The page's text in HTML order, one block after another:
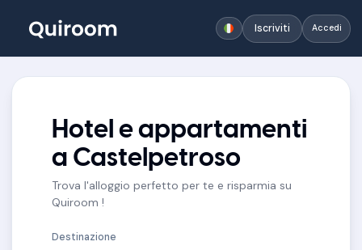
Iscriviti Accedi
Hotel e appartamenti
a Castelpetroso
Trova l'alloggio perfetto per te e risparmia su
Quiroom !
Destinazione